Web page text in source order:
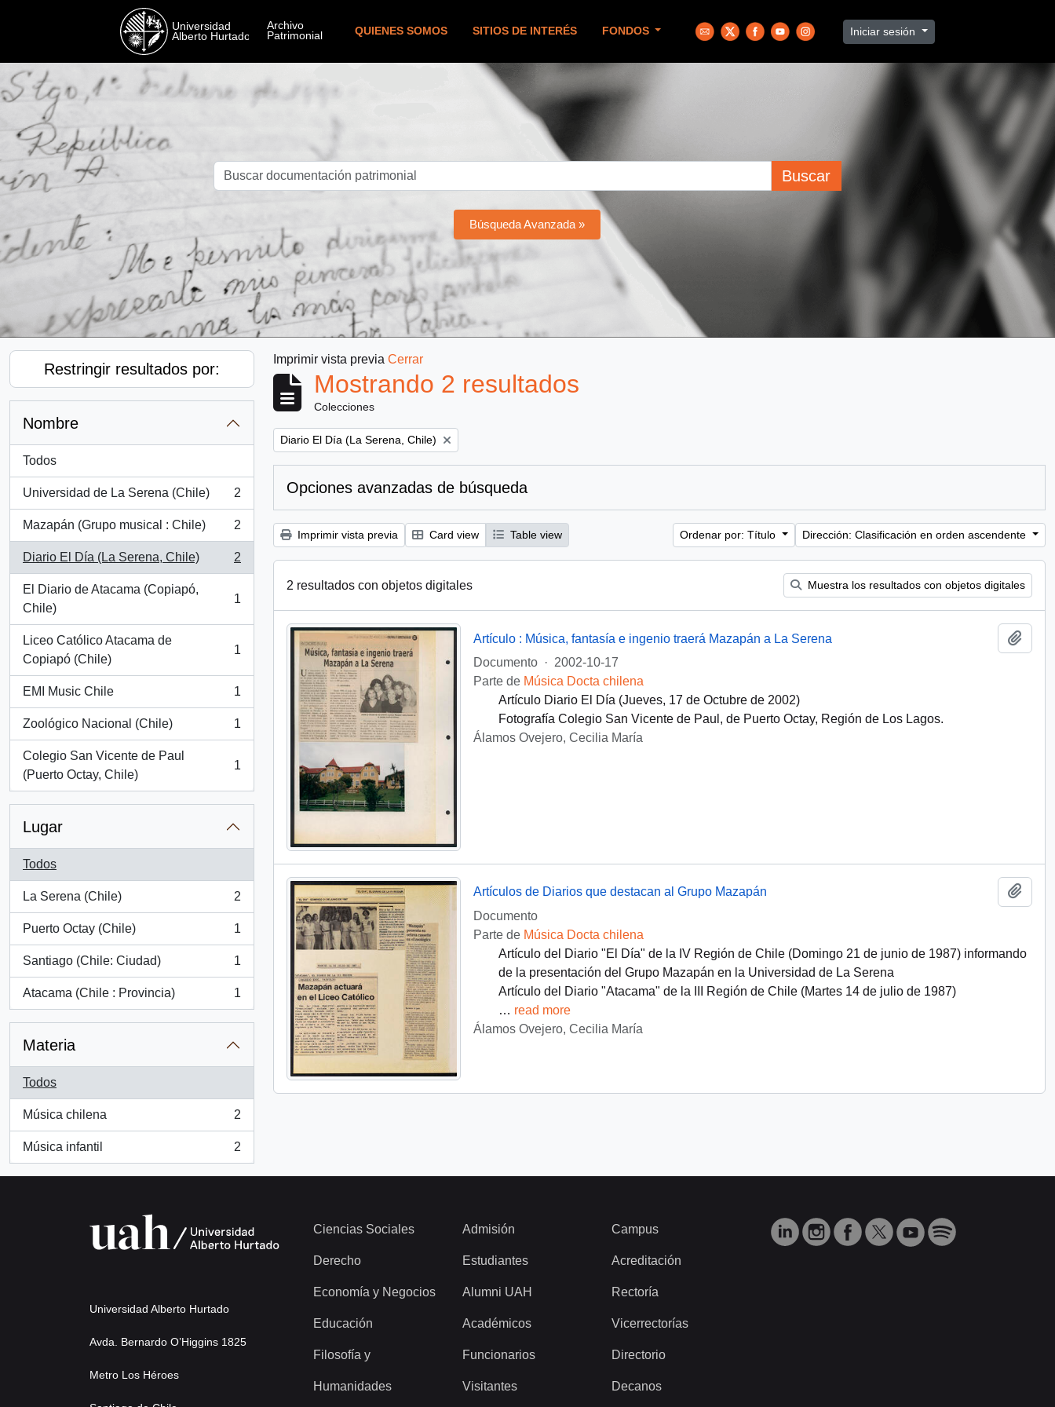
QUIENES SOMOS SITIOS DE INTERÉS FONDOS Iniciar sesión
Buscar
Búsqueda Avanzada »
Restringir resultados por:
Nombre
Todos
Universidad de La Serena (Chile)
, 2 resultados
2
Mazapán (Grupo musical : Chile)
, 2 resultados
2
Diario El Día (La Serena, Chile)
, 2 resultados
2
El Diario de Atacama (Copiapó,
Chile)
, 1 resultados
1
Liceo Católico Atacama de
Copiapó (Chile)
, 1 resultados
1
EMI Music Chile
, 1 resultados
1
Zoológico Nacional (Chile)
, 1 resultados
1
Colegio San Vicente de Paul
(Puerto Octay, Chile)
, 1 resultados
1
Lugar
Todos
La Serena (Chile)
, 2 resultados
2
Puerto Octay (Chile)
, 1 resultados
1
Santiago (Chile: Ciudad)
, 1 resultados
1
Atacama (Chile : Provincia)
, 1 resultados
1
Materia
Todos
Música chilena
, 2 resultados
2
Música infantil
, 2 resultados
2
Imprimir vista previa Cerrar
Mostrando 2 resultados
Colecciones
Remove filter:
Diario El Día (La Serena, Chile)
Opciones avanzadas de búsqueda
Imprimir vista previa Card view Table view Ordenar por: Título Dirección: Clasificación en orden ascendente
2 resultados con objetos digitales Muestra los resultados con objetos digitales
Artículo : Música, fantasía e ingenio traerá Mazapán a La Serena
Documento
· 2002-10-17
Parte de Música Docta chilena
Artículo Diario El Día (Jueves, 17 de Octubre de 2002)
Fotografía Colegio San Vicente de Paul, de Puerto Octay, Región de Los Lagos.
Álamos Ovejero, Cecilia María
Artículos de Diarios que destacan al Grupo Mazapán
Documento
Parte de Música Docta chilena
Artículo del Diario "El Día" de la IV Región de Chile (Domingo 21 de junio de 1987) informando
de la presentación del Grupo Mazapán en la Universidad de La Serena
Artículo del Diario "Atacama" de la III Región de Chile (Martes 14 de julio de 1987)
… read more
Álamos Ovejero, Cecilia María
Universidad Alberto Hurtado
Avda. Bernardo O’Higgins 1825
Metro Los Héroes
Ciencias Sociales
Derecho
Economía y Negocios
Educación
Filosofía y
Humanidades
Admisión
Estudiantes
Alumni UAH
Académicos
Funcionarios
Visitantes
Campus
Acreditación
Rectoría
Vicerrectorías
Directorio
Decanos